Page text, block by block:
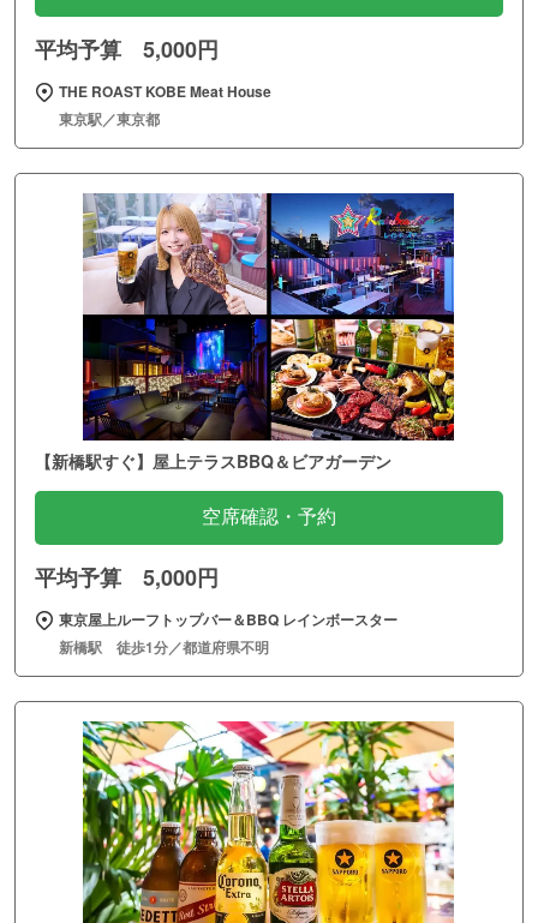
平均予算 5,000円
THE ROAST KOBE Meat House
東京駅／東京都
【新橋駅すぐ】屋上テラスBBQ＆ビアガーデン
空席確認・予約
平均予算 5,000円
東京屋上ルーフトップバー＆BBQ レインボースター
新橋駅 徒歩1分／都道府県不明